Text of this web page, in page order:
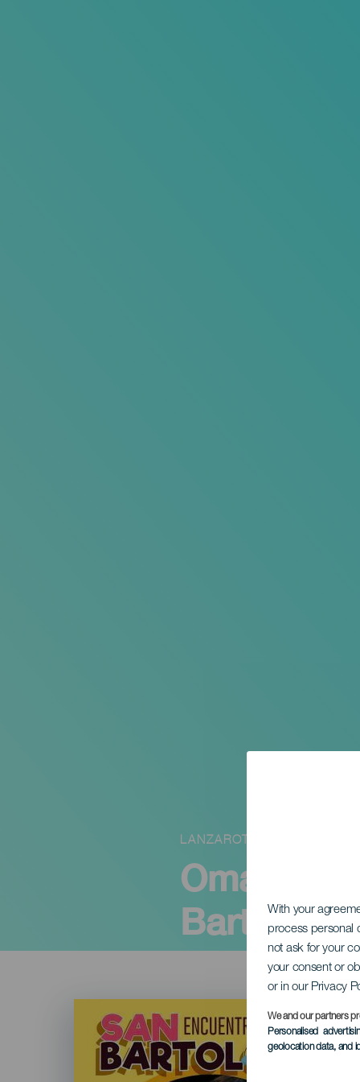
With your
process personal
not ask for your
your consent or
or in our Privacy
We and our partners
Personalised
geolocation data, and
Omayra
Bartolomé
LANZAROTE
Listado